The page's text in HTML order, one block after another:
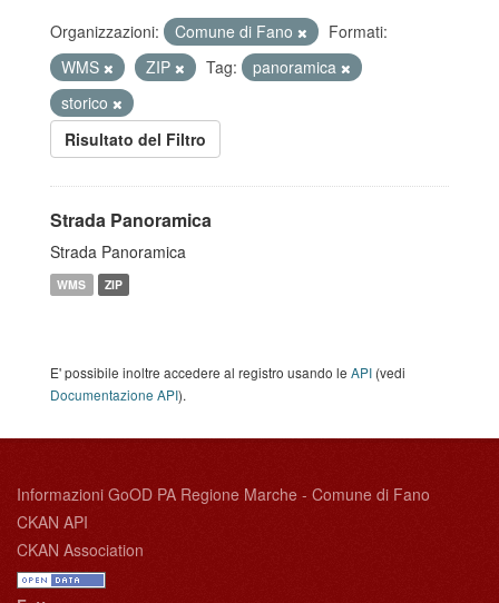
Organizzazioni: Comune di Fano
Formati:
WMS
ZIP Tag:
panoramica
storico
Risultato del Filtro
Strada Panoramica
Strada Panoramica
WMS ZIP
E' possibile inoltre accedere al registro usando le API (vedi
Documentazione API).
Informazioni GoOD PA Regione Marche - Comune di Fano
CKAN API
CKAN Association